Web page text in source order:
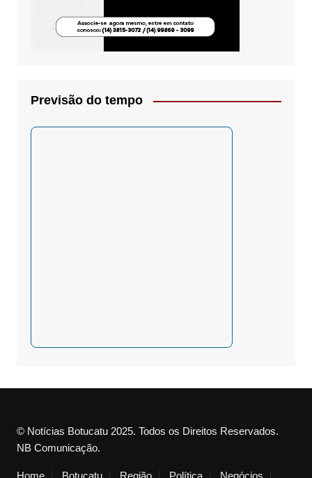
Previsão do tempo
© Notícias Botucatu 2025. Todos os Direitos Reservados.
NB Comunicação.